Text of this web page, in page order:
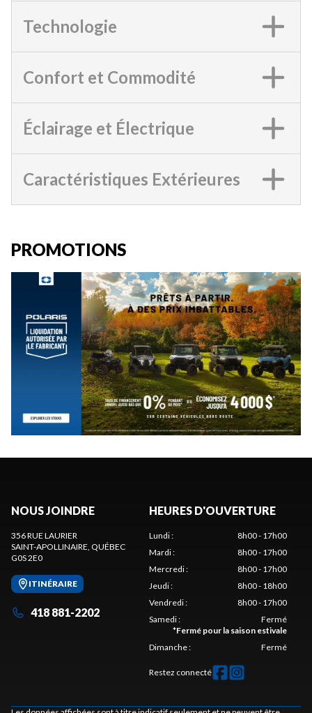
Technologie
Confort et Commodité
Éclairage et Électrique
Caractéristiques Extérieures
PROMOTIONS
NOUS JOINDRE
356 RUE LAURIER
SAINT-APOLLINAIRE, QUÉBEC
G0S 2E0
ITINÉRAIRE
418 881-2202
HEURES D'OUVERTURE
Lundi:
8h00 - 17h00
Mardi:
8h00 - 17h00
Mercredi:
8h00 - 17h00
Jeudi:
8h00 - 18h00
Vendredi:
8h00 - 17h00
Samedi:
Fermé
*Fermé pour la saison estivale
Dimanche: Fermé
Restez connecté